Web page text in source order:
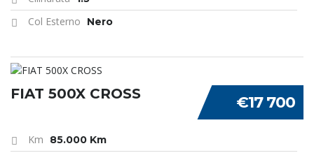
Col Esterno Nero
€17 700
FIAT 500X CROSS
Km 85.000 Km